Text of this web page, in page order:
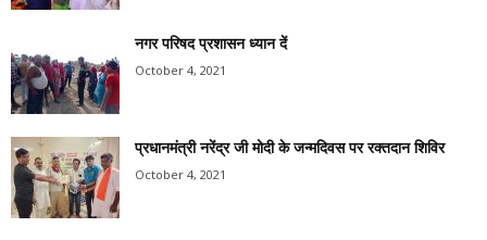
नगर परिषद प्रशासन ध्यान दें
October 4, 2021
प्रधानमंत्री नरेंद्र जी मोदी के जन्मदिवस पर रक्तदान शिविर
October 4, 2021